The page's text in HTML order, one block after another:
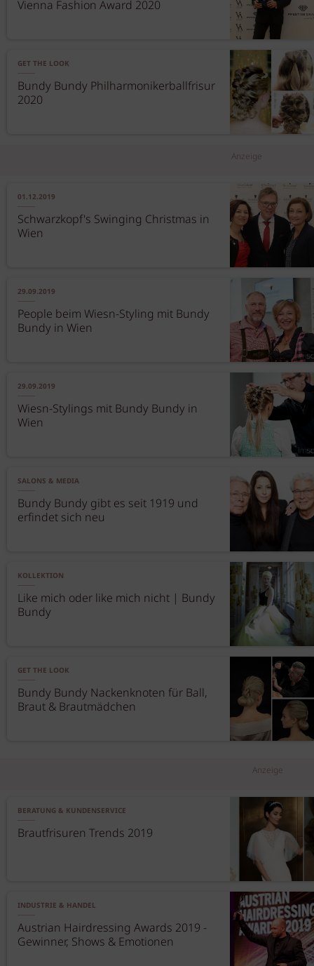
Vienna Fashion Award 2020
GET THE LOOK
Bundy Bundy Philharmonikerballfrisur
2020
Anzeige
01.12.2019
Schwarzkopf's Swinging Christmas in
Wien
29.09.2019
People beim Wiesn-Styling mit Bundy
Bundy in Wien
29.09.2019
Wiesn-Stylings mit Bundy Bundy in
Wien
SALONS & MEDIA
Bundy Bundy gibt es seit 1919 und
erfindet sich neu
KOLLEKTION
Like mich oder like mich nicht | Bundy
Bundy
GET THE LOOK
Bundy Bundy Nackenknoten für Ball,
Braut & Brautmädchen
Anzeige
BERATUNG & KUNDENSERVICE
Brautfrisuren Trends 2019
INDUSTRIE & HANDEL
Austrian Hairdressing Awards 2019 -
Gewinner, Shows & Emotionen